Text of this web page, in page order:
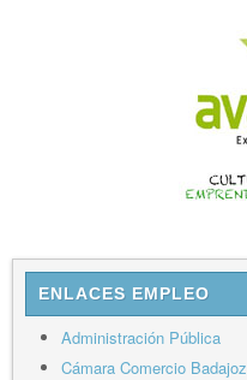
ENLACES EMPLEO
Administración Pública
Cámara Comercio Badajoz